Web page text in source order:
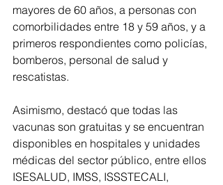
mayores de 60 años, a personas con
comorbilidades entre 18 y 59 años, y a
primeros respondientes como policías,
bomberos, personal de salud y
rescatistas.
Asimismo, destacó que todas las
vacunas son gratuitas y se encuentran
disponibles en hospitales y unidades
médicas del sector público, entre ellos
ISESALUD, IMSS, ISSSTECALI,